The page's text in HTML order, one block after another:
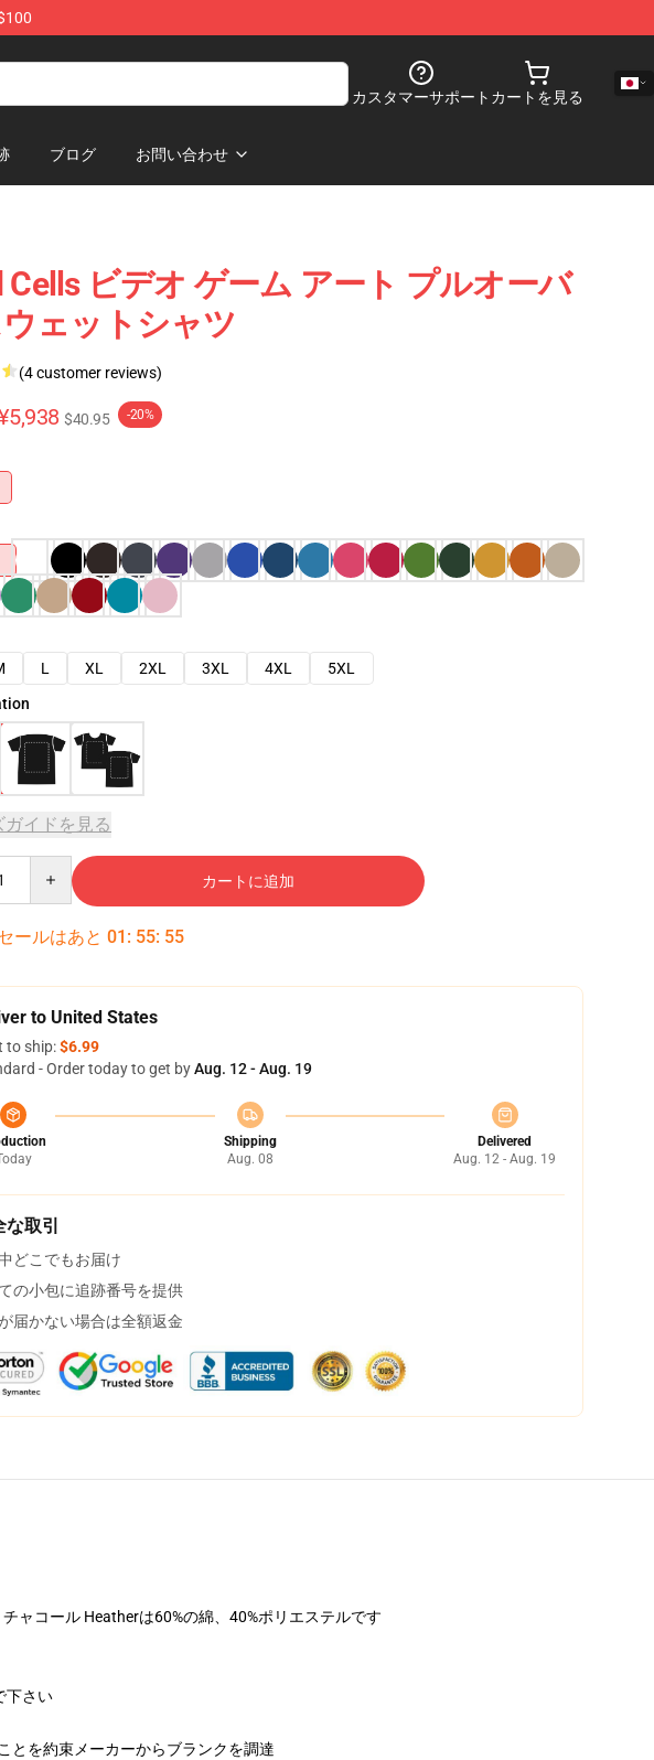
カスタマーサポート カートを見る
ブログ お問い合わせ
Cells ビデオ ゲーム アート プルオーバ
ェットシャツ
(4 customer reviews)
$40.95 -20%
L XL 2XL 3XL 4XL
5XL
ガイドを見る
カートに追加
ールはあと 01 : 55: 54
to United States
to ship:$6.99
- Order today to get byAug. 12 - Aug. 19
Shipping
Aug. 08
Delivered
Aug. 12 - Aug. 19
取引
どこでもお届け
の小包に追跡番号を提供
届かない場合は全額返金
ャコール Heatherは60%の綿、40%ポリエステルです
下さい
とを約束メーカーからブランクを調達